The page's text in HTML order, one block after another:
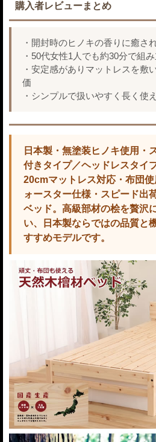
購入者レビューまとめ
・開封時のヒノキの香りに癒さ
・50代女性1人でも約30分で組
・安定感がありマットレスを敷
価
・シンプルで扱いやすく長く使
日本製・無塗装ヒノキ使用・
付きタイプ／ヘッドレスタイ
20cmマットレス対応・布団
ォースター仕様・スピード出
ベッド。高級部材の桧を贅沢
い、日本製ならではの品質と
すすめモデルです。